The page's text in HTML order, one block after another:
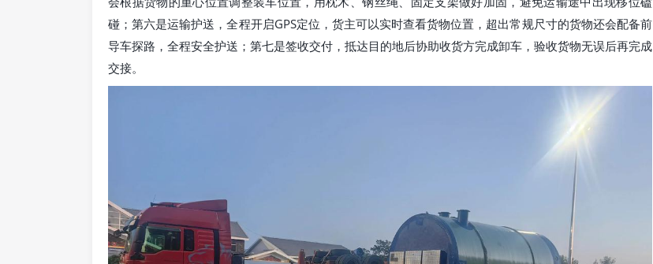
碰；第六是运输护送，全程开启GPS定位，货主可以实时查看货物位置，超出常规尺寸的货物还会配备前
导车探路，全程安全护送；第七是签收交付，抵达目的地后协助收货方完成卸车，验收货物无误后再完成
交接。